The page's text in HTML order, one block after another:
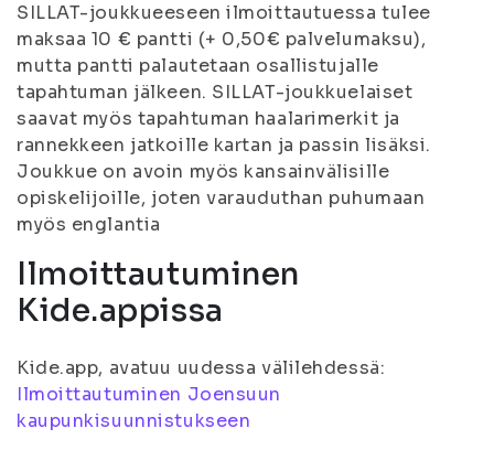
SILLAT-joukkueeseen ilmoittautuessa tulee
maksaa 10 € pantti (+ 0,50€ palvelumaksu),
mutta pantti palautetaan osallistujalle
tapahtuman jälkeen. SILLAT-joukkuelaiset
saavat myös tapahtuman haalarimerkit ja
rannekkeen jatkoille kartan ja passin lisäksi.
Joukkue on avoin myös kansainvälisille
opiskelijoille, joten varauduthan puhumaan
myös englantia
Ilmoittautuminen
Kide.appissa
Kide.app, avatuu uudessa välilehdessä:
Ilmoittautuminen Joensuun
kaupunkisuunnistukseen